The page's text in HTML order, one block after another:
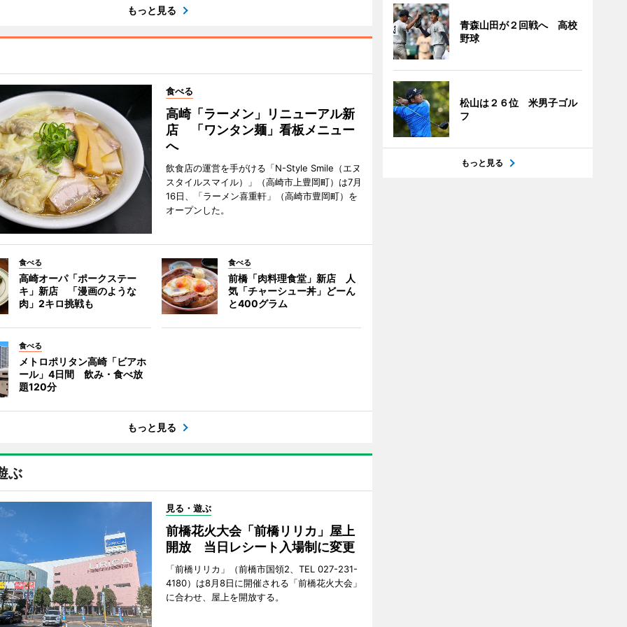
もっと見る
食べる
高崎「ラーメン」リニューアル新
店 「ワンタン麺」看板メニュー
へ
飲食店の運営を手がける「N-Style Smile（エヌ
スタイルスマイル）」（高崎市上豊岡町）は7月
16日、「ラーメン喜重軒」（高崎市豊岡町）を
オープンした。
食べる
高崎オーパ「ポークステー
キ」新店 「漫画のような
肉」2キロ挑戦も
食べる
前橋「肉料理食堂」新店 人
気「チャーシュー丼」どーん
と400グラム
食べる
メトロポリタン高崎「ビアホ
ール」4日間 飲み・食べ放
題120分
もっと見る
ぶ
見る・遊ぶ
前橋花火大会「前橋リリカ」屋上
開放 当日レシート入場制に変更
「前橋リリカ」（前橋市国領2、TEL 027-231-
4180）は8月8日に開催される「前橋花火大会」
に合わせ、屋上を開放する。
青森山田が２回戦へ 高校
野球
松山は２６位 米男子ゴル
フ
もっと見る